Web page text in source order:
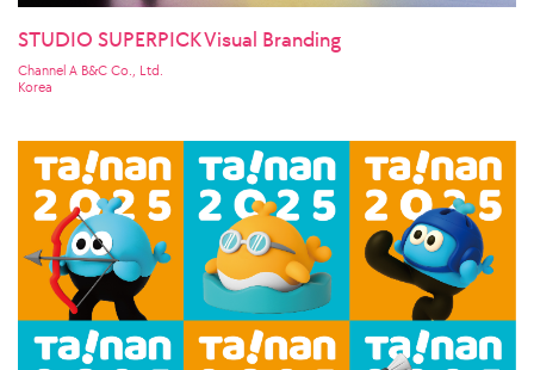
STUDIO SUPERPICK Visual Branding
Channel A B&C Co., Ltd.
Korea